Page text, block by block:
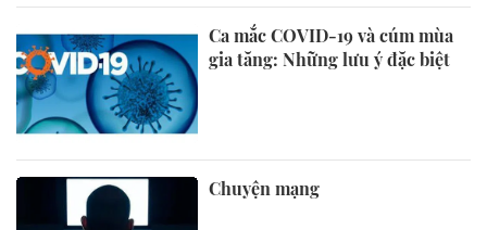
Ca mắc COVID-19 và cúm mùa
gia tăng: Những lưu ý đặc biệt
Chuyện mạng